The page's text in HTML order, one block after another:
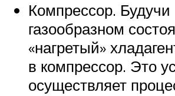
Компрессор. Будучи
газообразном
«нагретый»
в компрессор. Это
осуществляет